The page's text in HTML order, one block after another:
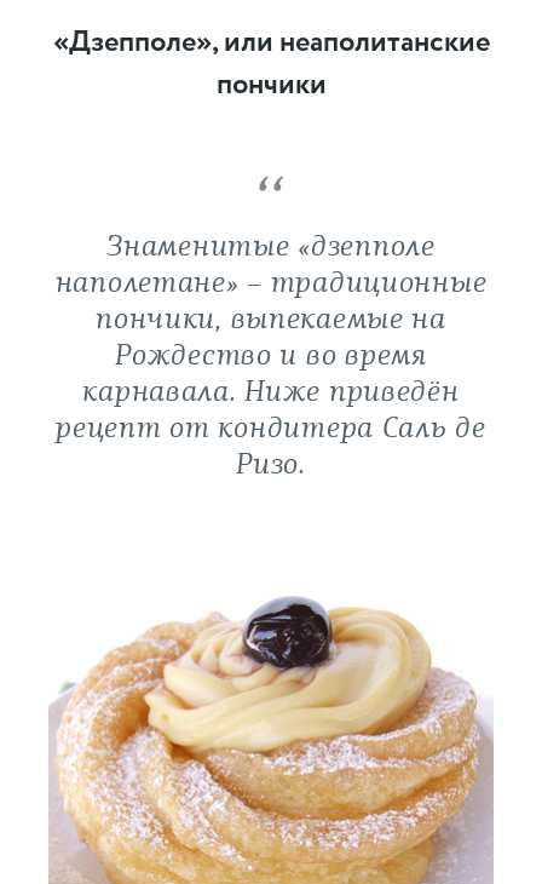
«Дзепполе», или неаполитанские
пончики
Знаменитые «дзепполе
наполетане» – традиционные
пончики, выпекаемые на
Рождество и во время
карнавала. Ниже приведён
рецепт от кондитера Саль де
Ризо.